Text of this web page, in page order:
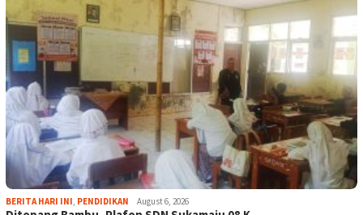
BERITA HARI INI, PENDIDIKAN August 6, 2026